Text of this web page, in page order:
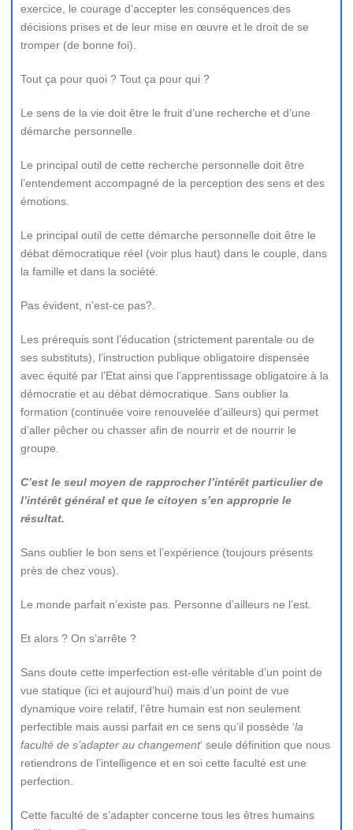
exercice, le courage d’accepter les conséquences des
décisions prises et de leur mise en œuvre et le droit de se
tromper (de bonne foi).
Tout ça pour quoi ? Tout ça pour qui ?
Le sens de la vie doit être le fruit d’une recherche et d’une
démarche personnelle.
Le principal outil de cette recherche personnelle doit être
l’entendement accompagné de la perception des sens et des
émotions.
Le principal outil de cette démarche personnelle doit être le
débat démocratique réel (voir plus haut) dans le couple, dans
la famille et dans la société.
Pas évident, n’est-ce pas?.
Les prérequis sont l’éducation (strictement parentale ou de
ses substituts), l’instruction publique obligatoire dispensée
avec équité par l’Etat ainsi que l’apprentissage obligatoire à la
démocratie et au débat démocratique. Sans oublier la
formation (continuée voire renouvelée d’ailleurs) qui permet
d’aller pêcher ou chasser afin de nourrir et de nourrir le
groupe.
C’est le seul moyen de rapprocher l’intérêt particulier de
l’intérêt général et que le citoyen s’en approprie le
résultat.
Sans oublier le bon sens et l’expérience (toujours présents
près de chez vous).
Le monde parfait n’existe pas. Personne d’ailleurs ne l’est.
Et alors ? On s’arrête ?
Sans doute cette imperfection est-elle véritable d’un point de
vue statique (ici et aujourd’hui) mais d’un point de vue
dynamique voire relatif, l’être humain est non seulement
perfectible mais aussi parfait en ce sens qu’il possède ‘la
faculté de s’adapter au changement‘ seule définition que nous
retiendrons de l’intelligence et en soi cette faculté est une
perfection.
Cette faculté de s’adapter concerne tous les êtres humains